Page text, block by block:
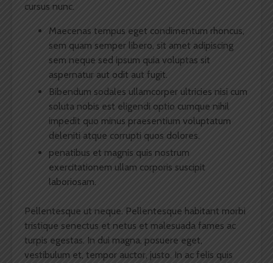
cursus nunc.
Maecenas tempus eget condimentum rhoncus,
sem quam semper libero, sit amet adipiscing
sem neque sed ipsum quia voluptas sit
aspernatur aut odit aut fugit.
Bibendum sodales ullamcorper ultricies nisi cum
soluta nobis est eligendi optio cumque nihil
impedit quo minus praesentium voluptatum
deleniti atque corrupti quos dolores.
penatibus et magnis quis nostrum
exercitationem ullam corporis suscipit
laboriosam.
Pellentesque ut neque. Pellentesque habitant morbi
tristique senectus et netus et malesuada fames ac
turpis egestas. In dui magna, posuere eget,
vestibulum et, tempor auctor, justo. In ac felis quis